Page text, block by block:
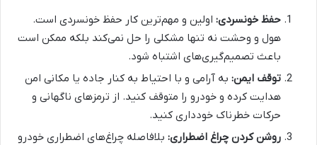
حفظ خونسردی: اولین و مهم‌ترین کار حفظ خونسردی است.
هول و وحشت نه تنها مشکلی را حل نمی‌کند بلکه ممکن است
باعث تصمیم‌گیری‌های اشتباه شود.
توقف ایمن: به آرامی و با احتیاط به کنار جاده یا مکانی امن
هدایت کرده و خودرو را متوقف کنید. از ترمزهای ناگهانی و
حرکات خطرناک خودداری کنید.
روشن کردن چراغ اضطراری: بلافاصله چراغ‌های اضطراری خودرو